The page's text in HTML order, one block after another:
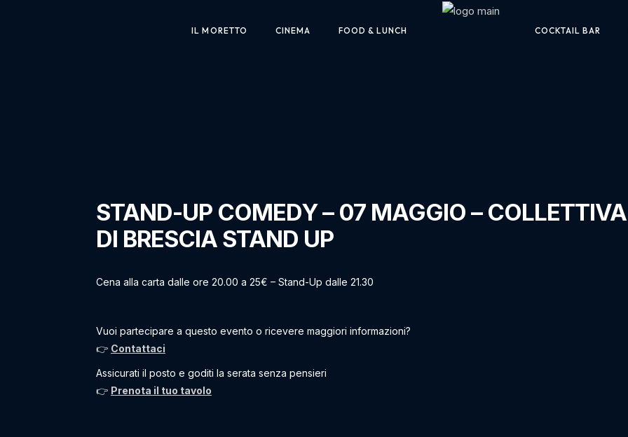
IL MORETTO CINEMA FOOD & LUNCH COCKTAIL BAR
STAND-UP COMEDY – 07 MAGGIO – COLLETTIVA
DI BRESCIA STAND UP
Cena alla carta dalle ore 20.00 a 25€ – Stand-Up dalle 21.30
Vuoi partecipare a questo evento o ricevere maggiori informazioni?
👉 Contattaci
Assicurati il posto e goditi la serata senza pensieri
👉 Prenota il tuo tavolo